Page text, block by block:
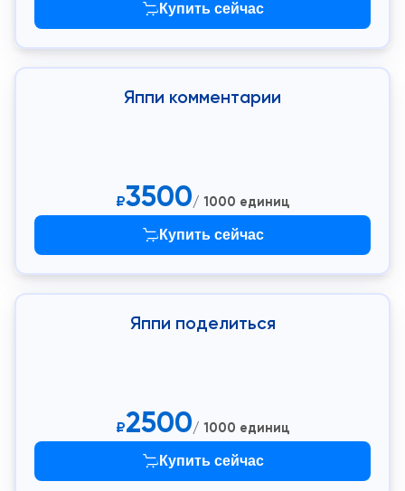
Купить сейчас
Яппи комментарии
₽3500/ 1000 единиц
Купить сейчас
Яппи поделиться
₽2500/ 1000 единиц
Купить сейчас